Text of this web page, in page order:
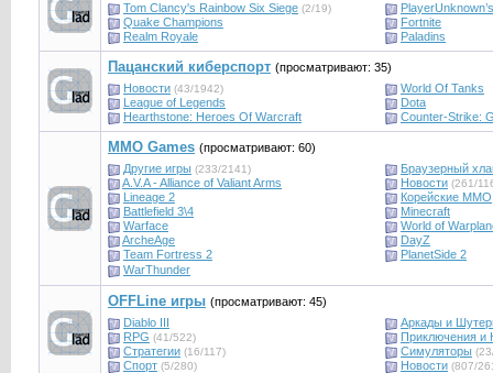
Tom Clancy's Rainbow Six Siege(2/19)
Quake Champions
Fortnite
Realm Royale
Paladins
Пацанский киберспорт (просматривают: 35)
Новости(43/1942)
World Of Tanks
League of Legends
Dota
Hearthstone: Heroes Of Warcraft
Counter-Strike:
MMO Games (просматривают: 60)
Другие игры(233/2141)
Браузерный
A.V.A - Alliance of Valiant Arms
Новости(261/
Lineage 2
Корейские ММО
Battlefield 3\4
Minecraft
Warface
World of
ArcheAge
DayZ
Team Fortress 2
PlanetSide 2
WarThunder
OFFLine игры (просматривают: 45)
Diablo III
Аркады и
RPG (41/522)
Приключения и
Стратегии(16/117) Симуляторы
Спорт(5/280) Новости(807/